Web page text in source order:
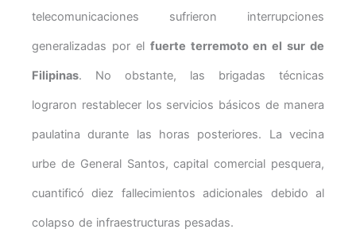
telecomunicaciones sufrieron interrupciones
generalizadas por el fuerte terremoto en el sur de
Filipinas. No obstante, las brigadas técnicas
lograron restablecer los servicios básicos de manera
paulatina durante las horas posteriores. La vecina
urbe de General Santos, capital comercial pesquera,
cuantificó diez fallecimientos adicionales debido al
colapso de infraestructuras pesadas.